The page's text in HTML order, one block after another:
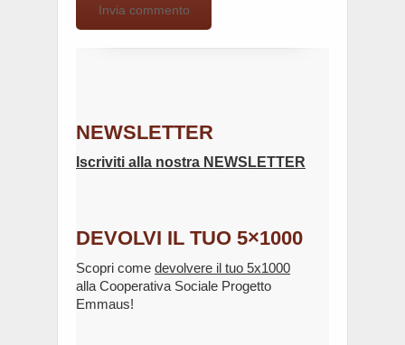
NEWSLETTER
Iscriviti alla nostra NEWSLETTER
DEVOLVI IL TUO 5×1000
Scopri come devolvere il tuo 5x1000
alla Cooperativa Sociale Progetto
Emmaus!